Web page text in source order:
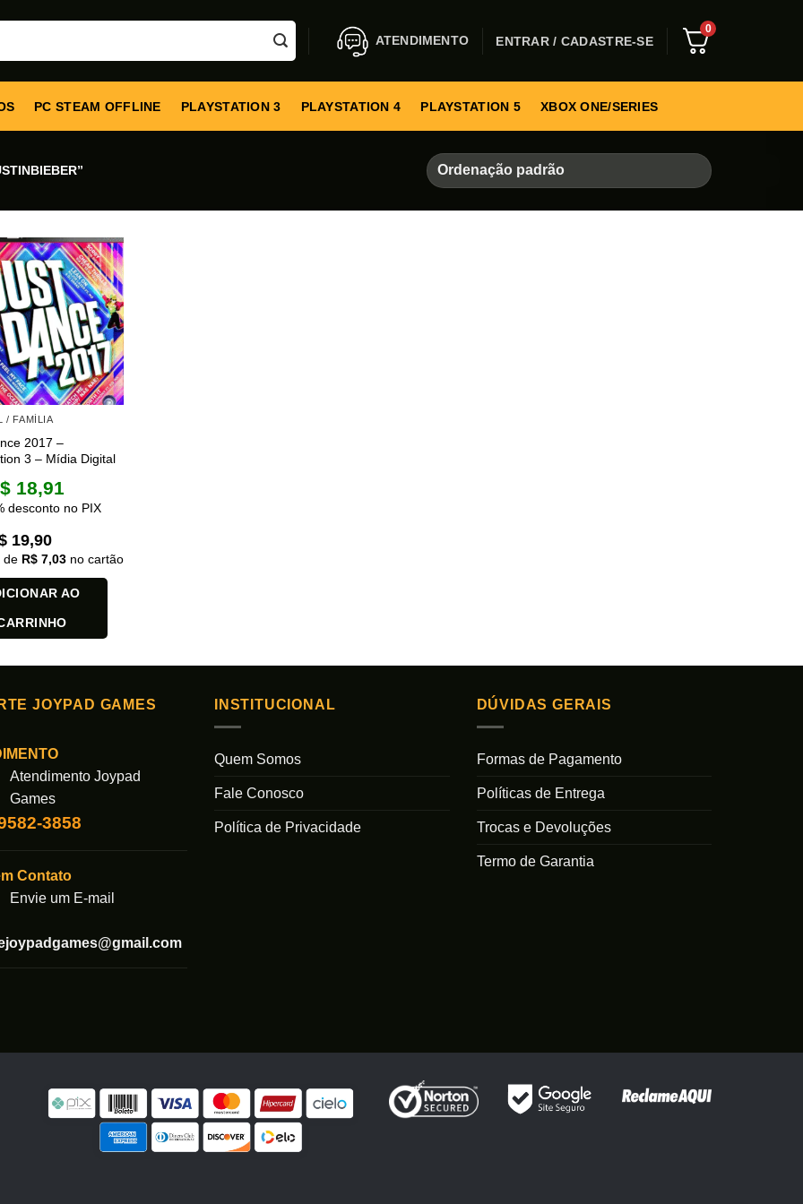
ATENDIMENTO ENTRAR / CADASTRE-SE
0
PC STEAM OFFLINE PLAYSTATION 3 PLAYSTATION 4 PLAYSTATION 5 XBOX ONE/SERIES
/ FAMÍLIA
2017 –
3 – Mídia Digital
18,91
desconto no PIX
19,90
de R$7,03no cartão
AO
JOYPAD GAMES
Atendimento Joypad
Games
3858
Contato
Envie um E-mail
INSTITUCIONAL
Quem Somos
Fale Conosco
Política de Privacidade
DÚVIDAS GERAIS
Formas de Pagamento
Políticas de Entrega
Trocas e Devoluções
Termo de Garantia